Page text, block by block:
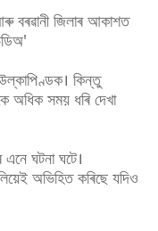
বৰৱানী জিলাৰ আকাশত
কিন্তু
অধিক সময় ধৰি দেখা
ঘটনা ঘটে।
অভিহিত কৰিছে যদিও